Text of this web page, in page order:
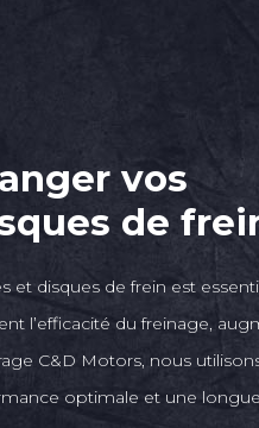
vos
de
et disques de frein est
l’efficacité du freinage,
C&D Motors, nous
optimale et une